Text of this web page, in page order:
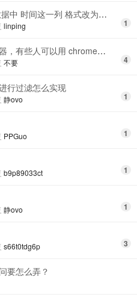
应该用什么组件 dataframe 数据变量是表格获取组件抓的页面表格
linping 1
为什么同样是拾取谷歌浏览器，有些人可以用 chrome 拾取，有些人只能用 uia 拾取？
不要 4
行过滤怎么实现
静ovo 1
PPGuo 1
b9p89033ct 1
静ovo 1
s66t0tdg6p 3
要怎么弄？